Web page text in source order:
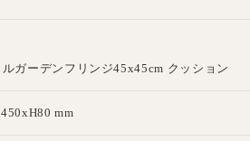
ルガーデンフリンジ45x45cm クッション
mm